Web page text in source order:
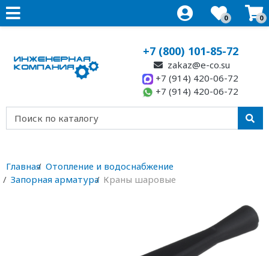
0 0
+7 (800) 101-85-72
zakaz@e-co.su
+7 (914) 420-06-72
+7 (914) 420-06-72
Главная Отопление и водоснабжение
Запорная арматура Краны шаровые